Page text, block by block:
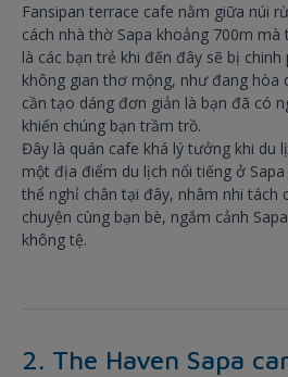
Fansipan terrace cafe nằm giữa núi
cách nhà thờ Sapa khoảng 700m mà
là các bạn trẻ khi đến đây sẽ bị
không gian thơ mộng, như đang hòa
cần tạo dáng đơn giản là bạn đã có
khiến chúng bạn trầm trồ.
Đây là quán cafe khá lý tưởng khi du
một địa điểm du lịch nổi tiếng ở
thể nghỉ chân tại đây, nhâm nhi tách
chuyện cùng bạn bè, ngắm cảnh
không tệ.
2. The Haven Sapa